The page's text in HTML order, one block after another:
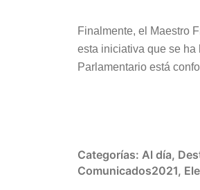
Finalmente, el Maestro
esta iniciativa que se
Parlamentario está
Categorías: Al día,
Comunicados2021,